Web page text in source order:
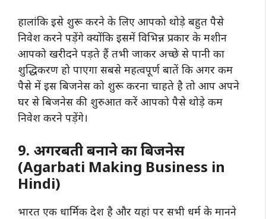
हालांकि इसे शुरू करने के लिए आपको थोड़े बहुत पैसे
निवेश करने पड़ेंगे क्योंकि इसमें विभिन्न प्रकार के मशीन
आपको खरीदने पड़ते हैं तभी जाकर अच्छे से पानी का
शुद्धिकरण हो पाएगा सबसे महत्वपूर्ण बातें कि अगर कम
पैसे में इस बिजनेस को शुरू करना चाहते है तो आप अपने
घर से बिजनेस की शुरुआत करें आपको पैसे थोड़े कम
निवेश करने पड़ेंगे।
9. अगरबती बनाने का बिजनेस
(Agarbati Making Business in
Hindi)
भारत एक धार्मिक देश है और यहां पर सभी धर्म के मानने